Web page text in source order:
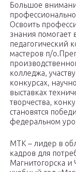
Большое
Освоить
знания
педагогический
мастеров п/
колледжа,
конкурсах,
выставках
творчества,
становятся
федеральном
МТК – лидер в
кадров для
Магнитогорска и